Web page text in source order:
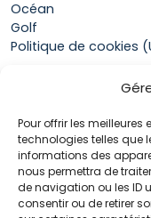
Pour offrir les meilleures
technologies telles que
informations des
nous permettra de
de navigation ou les ID
consentir ou de retirer
Océan
Golf
Politique de cookies
Mon compte
Panier
Conditions